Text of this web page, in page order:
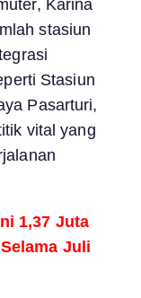
Karina
stasiun
Stasiun
Pasarturi,
vital yang
1,37 Juta
Juli